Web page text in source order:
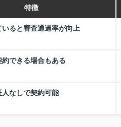
特徴
いると審査通過率が向上
できる場合もある
人なしで契約可能